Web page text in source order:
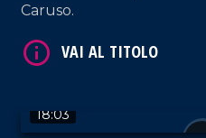
Caruso.
18:03